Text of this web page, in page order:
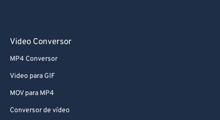
Video Conversor
MP4 Conversor
Video para GIF
MOV para MP4
Conversor de vídeo